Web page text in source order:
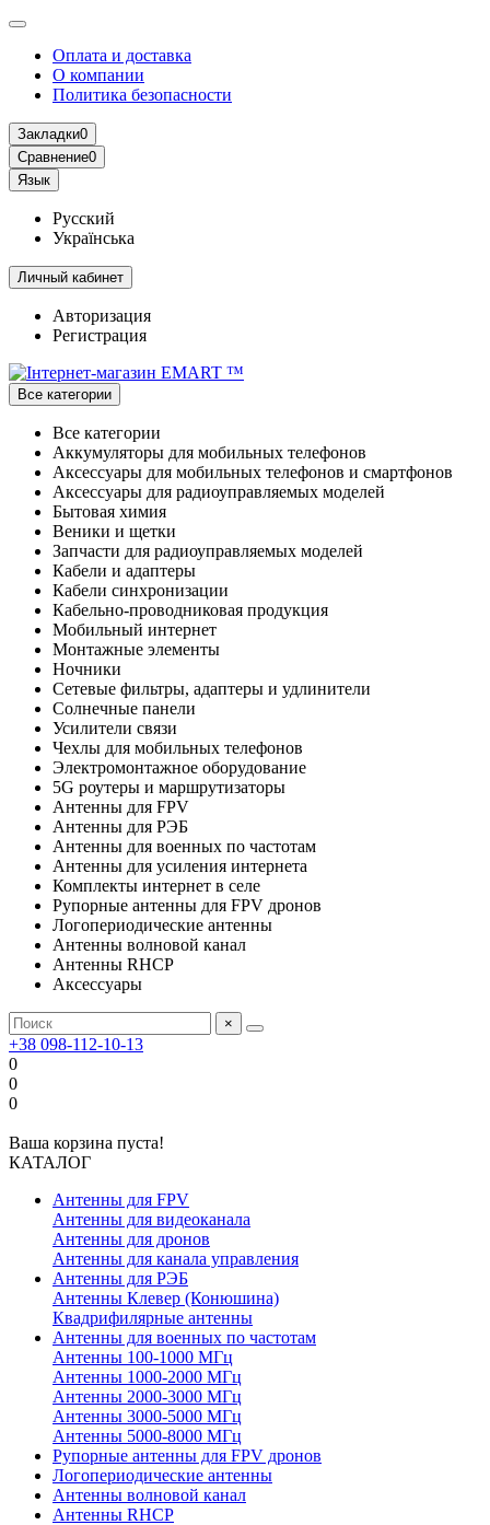
Оплата и доставка
О компании
Политика безопасности
Закладки0
Сравнение0
Язык
Русский
Українська
Личный кабинет
Авторизация
Регистрация
Все категории
Все категории
Аккумуляторы для мобильных телефонов
Аксессуары для мобильных телефонов и смартфонов
Аксессуары для радиоуправляемых моделей
Бытовая химия
Веники и щетки
Запчасти для радиоуправляемых моделей
Кабели и адаптеры
Кабели синхронизации
Кабельно-проводниковая продукция
Мобильный интернет
Монтажные элементы
Ночники
Сетевые фильтры, адаптеры и удлинители
Солнечные панели
Усилители связи
Чехлы для мобильных телефонов
Электромонтажное оборудование
5G роутеры и маршрутизаторы
Антенны для FPV
Антенны для РЭБ
Антенны для военных по частотам
Антенны для усиления интернета
Комплекты интернет в селе
Рупорные антенны для FPV дронов
Логопериодические антенны
Антенны волновой канал
Антенны RHCP
Аксессуары
×
+38 098-112-10-13
0
0
0
Ваша корзина пуста!
КАТАЛОГ
Антенны для FPV
Антенны для видеоканала
Антенны для дронов
Антенны для канала управления
Антенны для РЭБ
Антенны Клевер (Конюшина)
Квадрифилярные антенны
Антенны для военных по частотам
Антенны 100-1000 МГц
Антенны 1000-2000 МГц
Антенны 2000-3000 МГц
Антенны 3000-5000 МГц
Антенны 5000-8000 МГц
Рупорные антенны для FPV дронов
Логопериодические антенны
Антенны волновой канал
Антенны RHCP